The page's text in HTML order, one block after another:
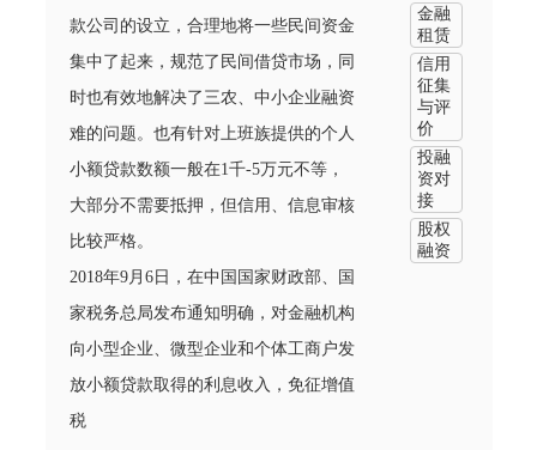
款公司的设立，合理地将一些民间资金
集中了起来，规范了民间借贷市场，同
时也有效地解决了三农、中小企业融资
难的问题。也有针对上班族提供的个人
小额贷款数额一般在1千-5万元不等，
大部分不需要抵押，但信用、信息审核
比较严格。
2018年9月6日，在中国国家财政部、国
家税务总局发布通知明确，对金融机构
向小型企业、微型企业和个体工商户发
放小额贷款取得的利息收入，免征增值
税
金融
租赁
信用
征集
与评
价
投融
资对
接
股权
融资